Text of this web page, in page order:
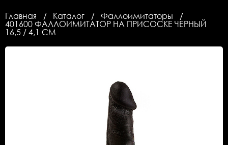
Главная Каталог
Фаллоимитаторы
401600 ФАЛЛОИМИТАТОР НА ПРИСОСКЕ ЧЕРНЫЙ
16,5 / 4,1 СМ